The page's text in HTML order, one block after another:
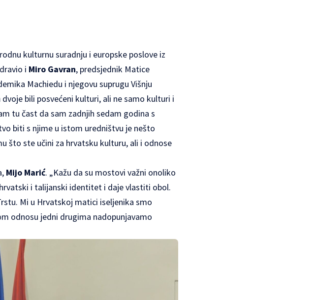
kulturnu suradnju i europske poslove iz
i Miro Gavran, predsjednik Matice
Machiedu i njegovu suprugu Višnju
bili posvećeni kulturi, ali ne samo kulturi i
tu čast da sam zadnjih sedam godina s
biti s njime u istom uredništvu je nešto
što ste učini za hrvatsku kulturu, ali i odnose
Mijo Marić. „Kažu da su mostovi važni onoliko
i talijanski identitet i daje vlastiti obol.
Mi u Hrvatskoj matici iseljenika smo
odnosu jedni drugima nadopunjavamo